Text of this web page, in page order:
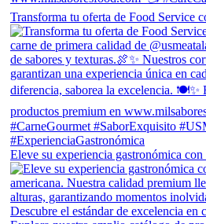
Transforma tu oferta de Food Service
Eleve su experiencia gastronómica con